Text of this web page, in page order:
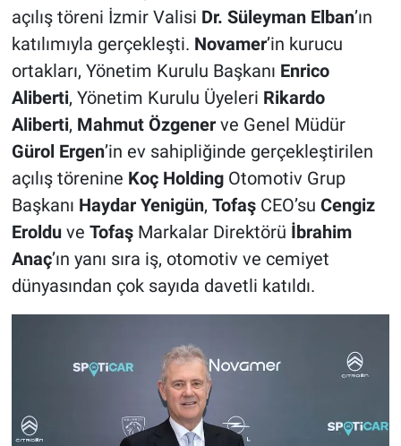
açılış töreni İzmir Valisi Dr. Süleyman Elban’ın
katılımıyla gerçekleşti. Novamer’in kurucu
ortakları, Yönetim Kurulu Başkanı Enrico
Aliberti, Yönetim Kurulu Üyeleri Rikardo
Aliberti, Mahmut Özgenerve Genel Müdür
Gürol Ergen’in ev sahipliğinde gerçekleştirilen
açılış törenine Koç HoldingOtomotiv Grup
Başkanı Haydar Yenigün, TofaşCEO’su Cengiz
Erolduve TofaşMarkalar Direktörü İbrahim
Anaç’ın yanı sıra iş, otomotiv ve cemiyet
dünyasından çok sayıda davetli katıldı.